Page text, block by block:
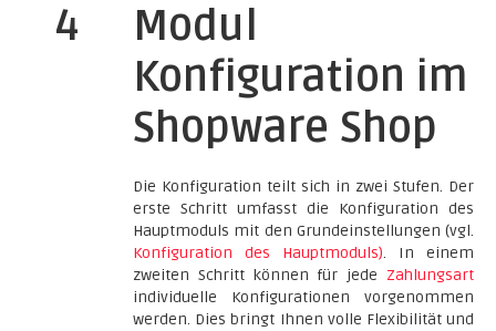
4
Modul
Konfiguration im
Shopware Shop
Die Konfiguration teilt sich in zwei Stufen. Der
erste Schritt umfasst die Konfiguration des
Hauptmoduls mit den Grundeinstellungen (vgl.
Konfiguration des Hauptmoduls). In einem
zweiten Schritt können für jede Zahlungsart
individuelle Konfigurationen vorgenommen
werden. Dies bringt Ihnen volle Flexibilität und